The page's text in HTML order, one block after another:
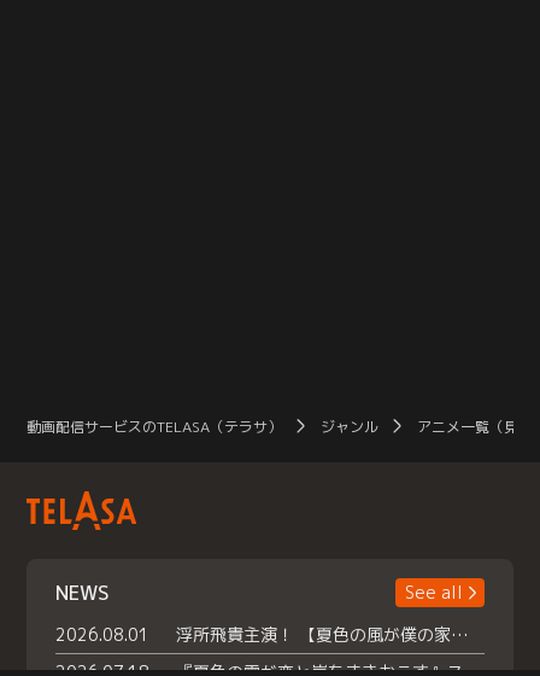
動画配信サービスのTELASA（テラサ） ジャンル アニメ一覧（見放
NEWS
See all
2026.08.01
浮所飛貴主演！ 【夏色の風が僕の家にやってきた】 本日よりテラサで独占配信スタート！